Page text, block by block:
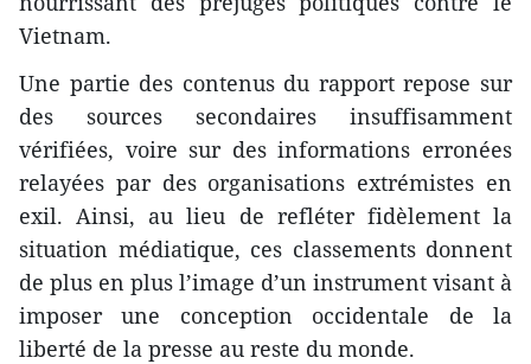
Vietnam.
Une partie des contenus du rapport repose sur
des sources secondaires insuffisamment
vérifiées, voire sur des informations erronées
relayées par des organisations extrémistes en
exil. Ainsi, au lieu de refléter fidèlement la
situation médiatique, ces classements donnent
de plus en plus l’image d’un instrument visant à
imposer une conception occidentale de la
liberté de la presse au reste du monde.